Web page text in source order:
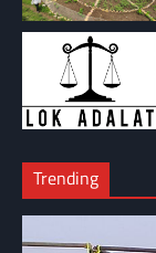
Trending